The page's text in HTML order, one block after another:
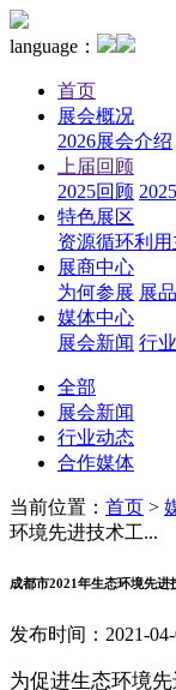
language：
首页
展会概况
2026展会介绍
上届回顾
2025回顾
特色展区
资源循环利
展商中心
为何参展 展
媒体中心
展会新闻 行
全部
展会新闻
行业动态
合作媒体
当前位置： 首页 >
环境先进技术工...
成都市2021年生态环境先进
发布时间：2021-04-
为促进生态环境